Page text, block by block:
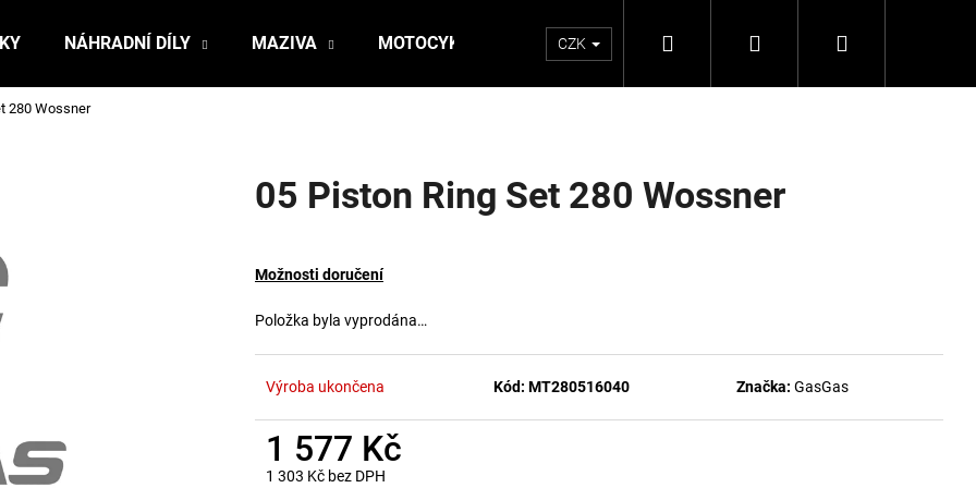
NÁHRADNÍ DÍLY MAZIVA MOTOCYKLY CZK Hledat PřihlášeníNákupní
280 Wossner
05 Piston Ring Set 280 Wossner
Možnosti doručení
Položka byla vyprodána…
Výroba ukončena Kód: MT280516040 Značka: GasGas
1 577 Kč
1 303 Kč bez DPH
Co potřebujete najít?
HLEDAT